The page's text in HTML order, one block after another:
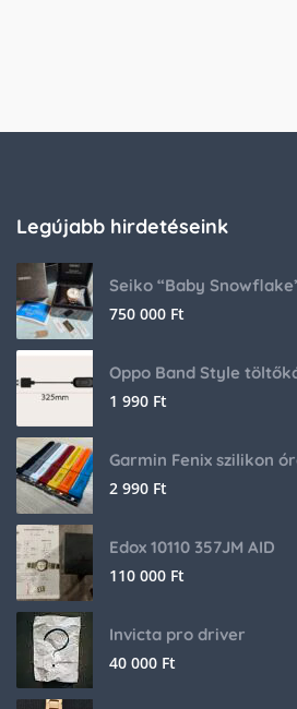
Legújabb hirdetéseink
750 000 Ft
Oppo Band Style
1 990 Ft
Garmin Fenix szilikon
2 990 Ft
Edox 10110 357JM AID
110 000 Ft
Invicta pro driver
40 000 Ft